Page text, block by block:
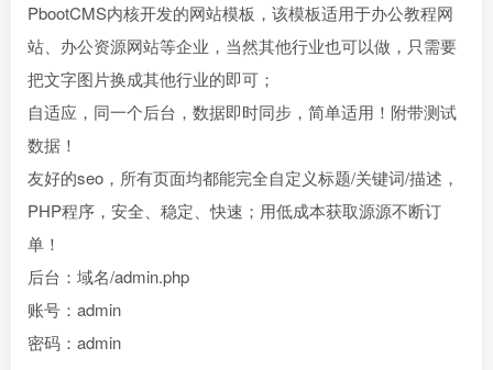
PbootCMS内核开发的网站模板，该模板适用于办公教程网
站、办公资源网站等企业，当然其他行业也可以做，只需要
把文字图片换成其他行业的即可；
自适应，同一个后台，数据即时同步，简单适用！附带测试
数据！
友好的seo，所有页面均都能完全自定义标题/关键词/描述，
PHP程序，安全、稳定、快速；用低成本获取源源不断订
单！
后台：域名/admin.php
账号：admin
密码：admin